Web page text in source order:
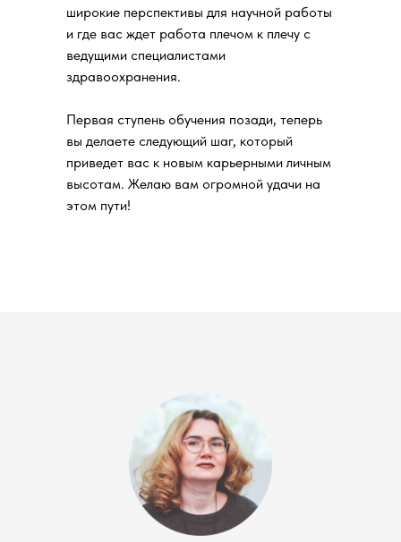
широкие перспективы для научной работы
и где вас ждет работа плечом к плечу с
ведущими специалистами
здравоохранения.
Первая ступень обучения позади, теперь
вы делаете следующий шаг, который
приведет вас к новым карьерными личным
высотам. Желаю вам огромной удачи на
этом пути!